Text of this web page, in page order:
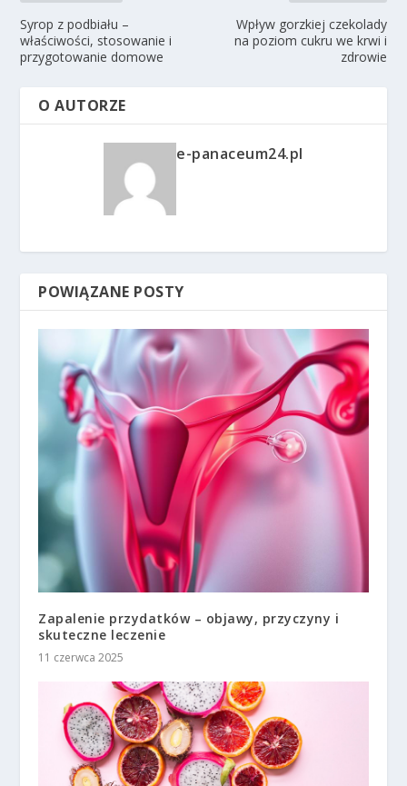
Syrop z podbiału –
właściwości, stosowanie i
przygotowanie domowe
Wpływ gorzkiej czekolady
na poziom cukru we krwi i
zdrowie
O AUTORZE
e-panaceum24.pl
POWIĄZANE POSTY
Zapalenie przydatków – objawy, przyczyny i
skuteczne leczenie
11 czerwca 2025